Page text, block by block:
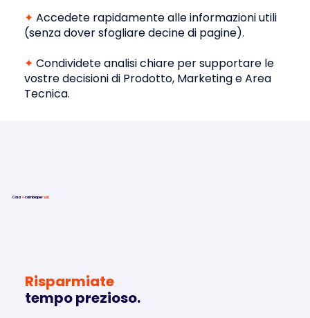
Affidarsi a informazioni parziali o obsolete
significa correre il rischio di progettare offerte
strategica.
✦ Accedete rapidamente alle informazioni utili
(senza dover sfogliare decine di pagine).
✦ Condividete analisi chiare per supportare le
vostre decisioni di Prodotto, Marketing e Area
Tecnica.
Cosa✦cambiapervoi.
Risparmiate
tempo prezioso.